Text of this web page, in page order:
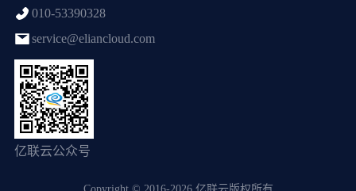
010-53390328
service@eliancloud.com
亿联云公众号